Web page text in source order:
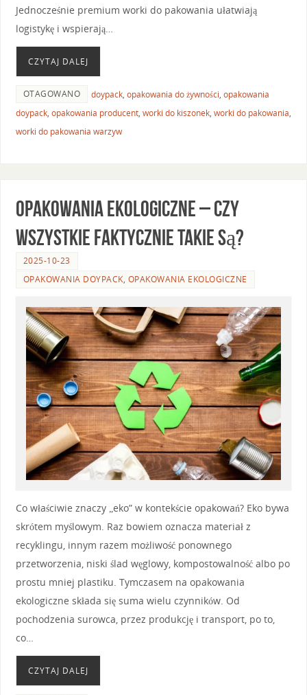
Jednocześnie premium worki do pakowania ułatwiają
logistykę i wspierają…
CZYTAJ DALEJ
OTAGOWANO doypack,opakowania do żywności,opakowania
doypack, opakowania producent, worki do kiszonek, worki do pakowania,
worki do pakowania warzyw
Opakowania ekologiczne – czy
wszystkie faktycznie takie są?
2025-10-23
OPAKOWANIA DOYPACK, OPAKOWANIA EKOLOGICZNE
Co właściwie znaczy „eko” w kontekście opakowań? Eko bywa
skrótem myślowym. Raz bowiem oznacza materiał z
recyklingu, innym razem możliwość ponownego
przetworzenia, niski ślad węglowy, kompostowalność albo po
prostu mniej plastiku. Tymczasem na opakowania
ekologiczne składa się suma wielu czynników. Od
pochodzenia surowca, przez produkcję i transport, po to,
co…
CZYTAJ DALEJ